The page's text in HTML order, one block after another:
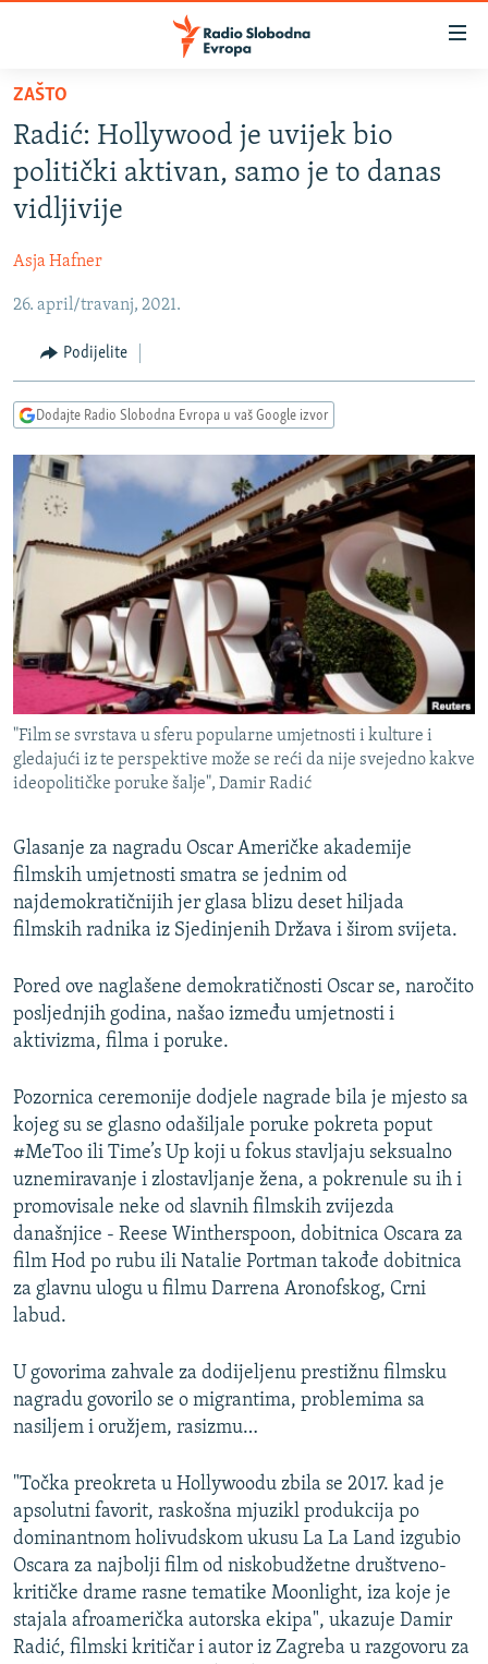
Pređite
glavni
sadržaj
Pređite
na
glavnu
navigaciju
Pređite
pretragu
VIJESTI
BOSNA I HERCEGOVINA
SRBIJA
KOSOVO
CRNA GORA
VIZUELNO
VIDEO
INFOGRAFIKE
PODCASTI
KINA NA BALKANU
RSE PRIČE IZ SVIJETA
ISPRIČAJ MI
DNEVNO@RSE
SPECIJALI RSE
VIŠE OD NASLOVA
GENOCID U SREBRENICI
POPLAVE I KLIZIŠTA U BIH 2024.
TV LIBERTY
POST SCRIPTUM
TRI DECENIJE OD RATA U BIH
SVE KARTE DEJTONA
NASTANAK I RASPAD JUGOSLAVIJE
PRATITE NAS
Sve RFE/RL stranice
ZAŠTO
Radić: Hollywood je uvijek bio
politički aktivan, samo je to danas
vidljivije
Asja Hafner
26. april/travanj, 2021.
Podijelite
Dodajte Radio Slobodna Evropa u vaš Google izvor
"Film se svrstava u sferu popularne umjetnosti i kulture i
gledajući iz te perspektive može se reći da nije svejedno kakve
ideopolitičke poruke šalje", Damir Radić
Glasanje za nagradu Oscar Američke akademije
filmskih umjetnosti smatra se jednim od
najdemokratičnijih jer glasa blizu deset hiljada
filmskih radnika iz Sjedinjenih Država i širom svijeta.
Pored ove naglašene demokratičnosti Oscar se, naročito
posljednjih godina, našao između umjetnosti i
aktivizma, filma i poruke.
Pozornica ceremonije dodjele nagrade bila je mjesto sa
kojeg su se glasno odašiljale poruke pokreta poput
#MeToo ili Time’s Up koji u fokus stavljaju seksualno
uznemiravanje i zlostavljanje žena, a pokrenule su ih i
promovisale neke od slavnih filmskih zvijezda
današnjice - Reese Wintherspoon, dobitnica Oscara za
film Hod po rubu ili Natalie Portman takođe dobitnica
za glavnu ulogu u filmu Darrena Aronofskog, Crni
labud.
U govorima zahvale za dodijeljenu prestižnu filmsku
nagradu govorilo se o migrantima, problemima sa
nasiljem i oružjem, rasizmu…
"Točka preokreta u Hollywoodu zbila se 2017. kad je
apsolutni favorit, raskošna mjuzikl produkcija po
dominantnom holivudskom ukusu La La Land izgubio
Oscara za najbolji film od niskobudžetne društveno-
kritičke drame rasne tematike Moonlight, iza koje je
stajala afroamerička autorska ekipa", ukazuje Damir
Radić, filmski kritičar i autor iz Zagreba u razgovoru za